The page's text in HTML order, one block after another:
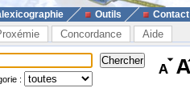
Outils Contact
Concordance Aide
: